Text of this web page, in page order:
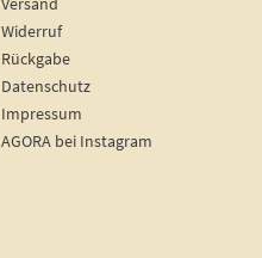
Widerruf
Rückgabe
Datenschutz
Impressum
AGORA bei Instagram